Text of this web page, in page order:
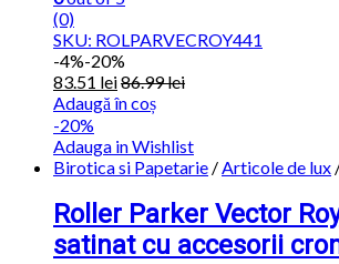
(0)
SKU: ROLPARVECROY441
-4%-20%
83.51 lei86.99lei
Adaugă în coș
-20%
Adauga in Wishlist
Birotica si Papetarie / Articole de lux
Roller Parker Vector
satinat cu accesorii